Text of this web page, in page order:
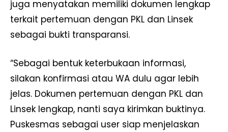
juga menyatakan memiliki dokumen lengkap
terkait pertemuan dengan PKL dan Linsek
sebagai bukti transparansi.
“Sebagai bentuk keterbukaan informasi,
silakan konfirmasi atau WA dulu agar lebih
jelas. Dokumen pertemuan dengan PKL dan
Linsek lengkap, nanti saya kirimkan buktinya.
Puskesmas sebagai user siap menjelaskan